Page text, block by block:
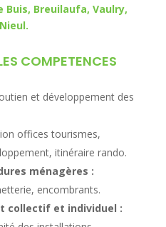
Buis, Breuilaufa, Vaulry,
COMPETENCES
et développement des
offices tourismes,
itinéraire rando.
ménagères :
encombrants.
collectif et individuel :